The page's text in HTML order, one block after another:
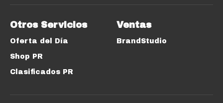
Otros Servicios
Oferta del Día
Shop PR
Clasificados PR
Ventas
BrandStudio